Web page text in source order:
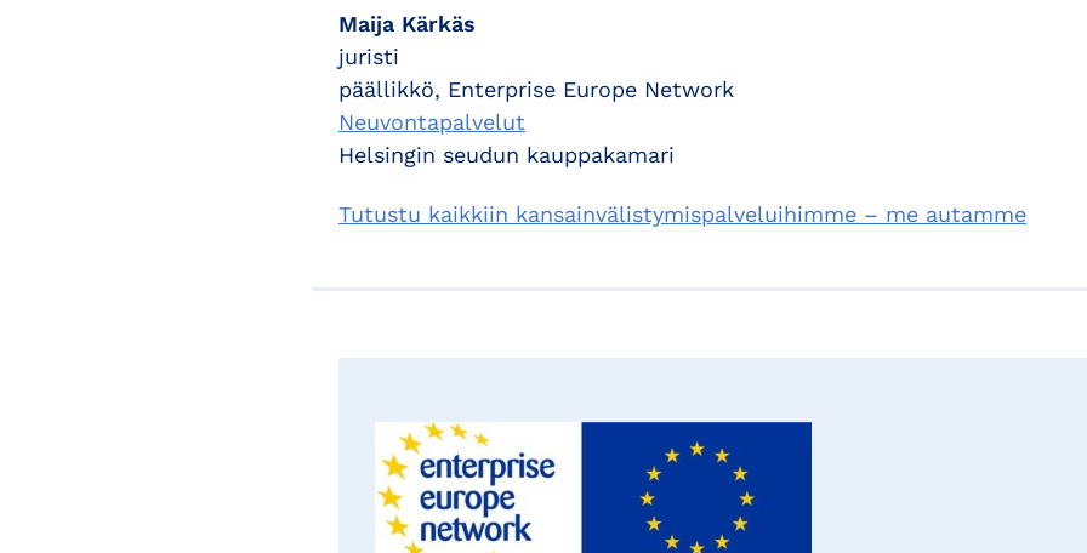
Maija Kärkäs
juristi
päällikkö, Enterprise Europe Network
Neuvontapalvelut
Helsingin seudun kauppakamari
Tutustu kaikkiin kansainvälistymispalveluihimme – me autamme